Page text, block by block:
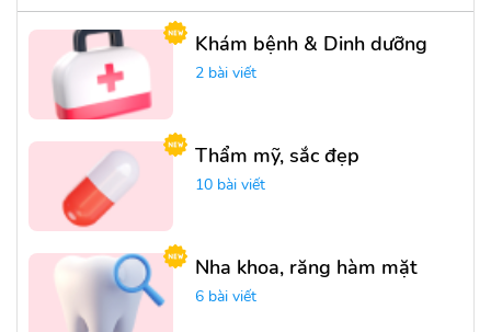
Khám bệnh & Dinh dưỡng
2 bài viết
Thẩm mỹ, sắc đẹp
10 bài viết
Nha khoa, răng hàm mặt
6 bài viết